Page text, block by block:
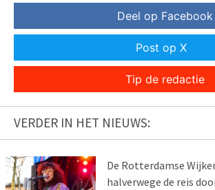
Deel op Facebook
Post op X
Tip de redactie
VERDER IN HET NIEUWS:
De Rotterdamse
halverwege de reis